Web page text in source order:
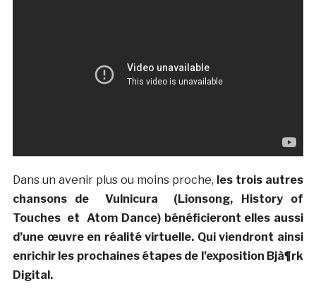
Dans un avenir plus ou moins proche, les trois autres
chansons de
Vulnicura
(Lionsong, History of
Touches et
Atom Dance) bénéficieront elles aussi
d’une œuvre en réalité virtuelle. Qui viendront ainsi
enrichir les prochaines étapes de l’exposition Bjà¶rk
Digital.